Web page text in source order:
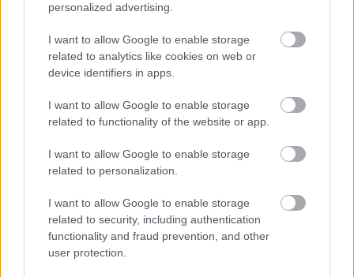
personalized advertising.
I want to allow Google to enable storage
related to analytics like cookies on web or
device identifiers in apps.
I want to allow Google to enable storage
related to functionality of the website or app.
I want to allow Google to enable storage
related to personalization.
I want to allow Google to enable storage
related to security, including authentication
functionality and fraud prevention, and other
user protection.